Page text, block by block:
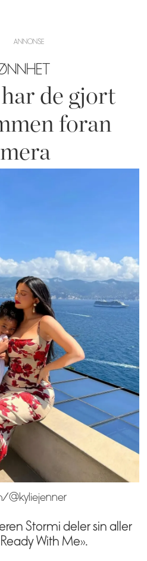
de gjort
foran
@kyliejenner
Stormi deler sin aller
With Me».